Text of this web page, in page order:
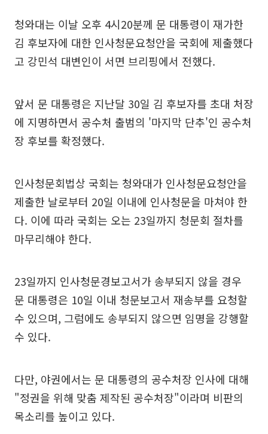
청와대는 이날 오후 4시20분께 문 대통령이 재가한
김 후보자에 대한 인사청문요청안을 국회에 제출했다
고 강민석 대변인이 서면 브리핑에서 전했다.
앞서 문 대통령은 지난달 30일 김 후보자를 초대 처장
에 지명하면서 공수처 출범의 '마지막 단추'인 공수처
장 후보를 확정했다.
인사청문회법상 국회는 청와대가 인사청문요청안을
제출한 날로부터 20일 이내에 인사청문을 마쳐야 한
다. 이에 따라 국회는 오는 23일까지 청문회 절차를
마무리해야 한다.
23일까지 인사청문경보고서가 송부되지 않을 경우
문 대통령은 10일 이내 청문보고서 재송부를 요청할
수 있으며, 그럼에도 송부되지 않으면 임명을 강행할
수 있다.
다만, 야권에서는 문 대통령의 공수처장 인사에 대해
"정권을 위해 맞춤 제작된 공수처장"이라며 비판의
목소리를 높이고 있다.